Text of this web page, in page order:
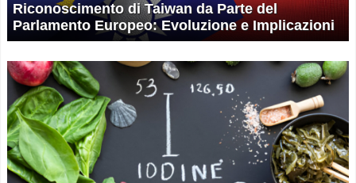
Riconoscimento di Taiwan da Parte del
Parlamento Europeo: Evoluzione e Implicazioni